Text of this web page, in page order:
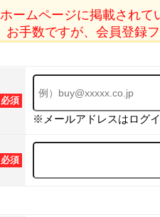
ホームページに掲載されて
お手数ですが、会員登録
必須
※メールアドレスはログイ
必須